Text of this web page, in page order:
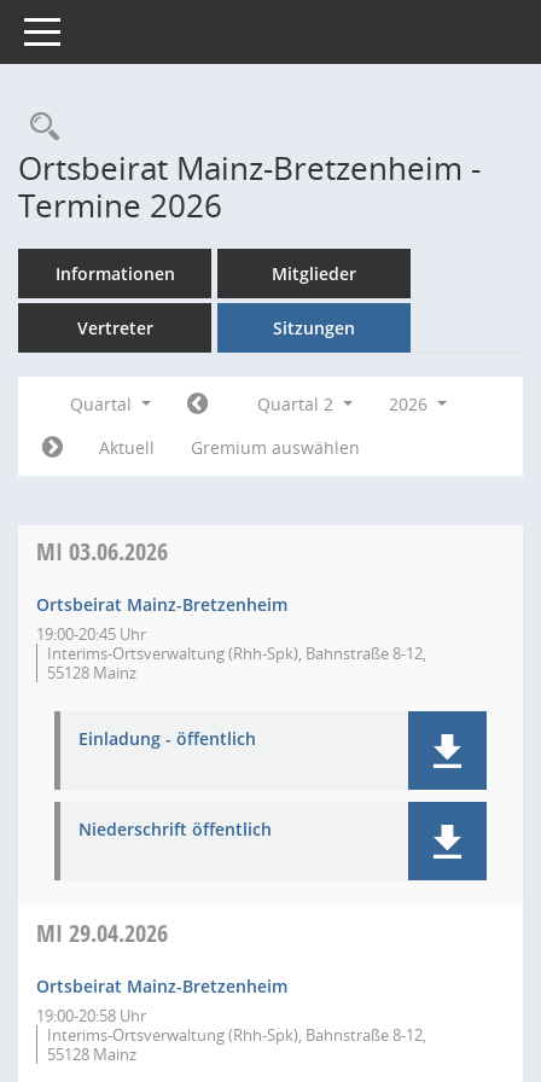
Toggle navigation
Rechercheauswahl
Ortsbeirat Mainz-Bretzenheim -
Termine 2026
Informationen Mitglieder
Vertreter Sitzungen
Quartal Quartal 2
2026
Aktuell
Gremium auswählen
MI 03.06.2026
Ortsbeirat Mainz-Bretzenheim
19:00-20:45 Uhr
Interims-Ortsverwaltung (Rhh-Spk), Bahnstraße 8-12,
55128 Mainz
Einladung - öffentlich
Niederschrift öffentlich
MI 29.04.2026
Ortsbeirat Mainz-Bretzenheim
19:00-20:58 Uhr
Interims-Ortsverwaltung (Rhh-Spk), Bahnstraße 8-12,
55128 Mainz